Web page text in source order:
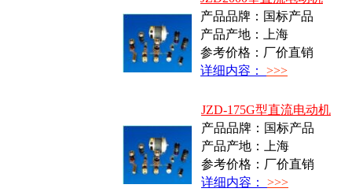
产品品牌：国标产品
产品产地：上海
参考价格：厂价直销
详细内容： >>>
JZD-175G型直流电动机
产品品牌：国标产品
产品产地：上海
参考价格：厂价直销
详细内容： >>>